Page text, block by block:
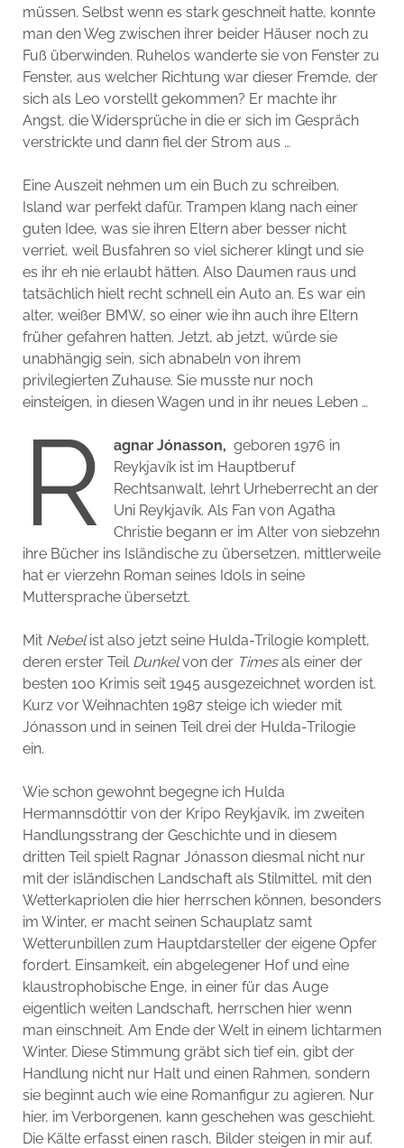
müssen. Selbst wenn es stark geschneit hatte, konnte
man den Weg zwischen ihrer beider Häuser noch zu
Fuß überwinden. Ruhelos wanderte sie von Fenster zu
Fenster, aus welcher Richtung war dieser Fremde, der
sich als Leo vorstellt gekommen? Er machte ihr
Angst, die Widersprüche in die er sich im Gespräch
verstrickte und dann fiel der Strom aus …
Eine Auszeit nehmen um ein Buch zu schreiben.
Island war perfekt dafür. Trampen klang nach einer
guten Idee, was sie ihren Eltern aber besser nicht
verriet, weil Busfahren so viel sicherer klingt und sie
es ihr eh nie erlaubt hätten. Also Daumen raus und
tatsächlich hielt recht schnell ein Auto an. Es war ein
alter, weißer BMW, so einer wie ihn auch ihre Eltern
früher gefahren hatten. Jetzt, ab jetzt, würde sie
unabhängig sein, sich abnabeln von ihrem
privilegierten Zuhause. Sie musste nur noch
einsteigen, in diesen Wagen und in ihr neues Leben …
R agnar Jónasson, geboren 1976 in
Reykjavík ist im Hauptberuf
Rechtsanwalt, lehrt Urheberrecht an der
Uni Reykjavík. Als Fan von Agatha
Christie begann er im Alter von siebzehn
ihre Bücher ins Isländische zu übersetzen, mittlerweile
hat er vierzehn Roman seines Idols in seine
Muttersprache übersetzt.
Mit Nebelist also jetzt seine Hulda-Trilogie komplett,
deren erster Teil Dunkelvon der Timesals einer der
besten 100 Krimis seit 1945 ausgezeichnet worden ist.
Kurz vor Weihnachten 1987 steige ich wieder mit
Jónasson und in seinen Teil drei der Hulda-Trilogie
ein.
Wie schon gewohnt begegne ich Hulda
Hermannsdóttir von der Kripo Reykjavík, im zweiten
Handlungsstrang der Geschichte und in diesem
dritten Teil spielt Ragnar Jónasson diesmal nicht nur
mit der isländischen Landschaft als Stilmittel, mit den
Wetterkapriolen die hier herrschen können, besonders
im Winter, er macht seinen Schauplatz samt
Wetterunbillen zum Hauptdarsteller der eigene Opfer
fordert. Einsamkeit, ein abgelegener Hof und eine
klaustrophobische Enge, in einer für das Auge
eigentlich weiten Landschaft, herrschen hier wenn
man einschneit. Am Ende der Welt in einem lichtarmen
Winter. Diese Stimmung gräbt sich tief ein, gibt der
Handlung nicht nur Halt und einen Rahmen, sondern
sie beginnt auch wie eine Romanfigur zu agieren. Nur
hier, im Verborgenen, kann geschehen was geschieht.
Die Kälte erfasst einen rasch, Bilder steigen in mir auf.